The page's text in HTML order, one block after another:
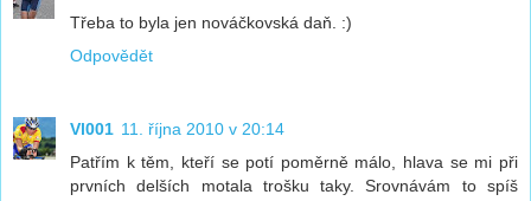
Třeba to byla jen nováčkovská daň. :)
Odpovědět
Vl001 11. října 2010 v 20:14
Patřím k těm, kteří se potí poměrně málo, hlava se mi při
prvních delších motala trošku taky. Srovnávám to spíš